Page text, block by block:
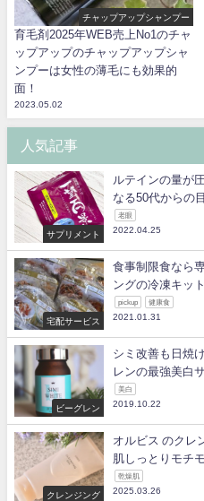
チャップアップシャンプー
育毛剤2025年WEB売上No1のチャ
ップアップのチャップアップシャ
ンプーは女性の薄毛にも効果的
面！
2023.05.02
人気記事
サプリメント
ルテインの量が
なる50代からの
老眼
2022.04.25
宅配サービス
食事制限食なら
ングの冷凍キッ
pickup 健康食
2021.01.31
ビーグレン
シミ改善も日焼
レンの最強美白
美白
2019.10.22
クレンジング
オルビス のクレ
肌しっとりモチ
乾燥肌
2025.03.26